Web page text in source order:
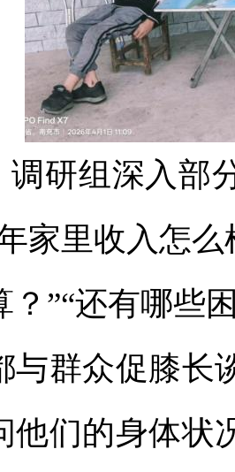
调研组深入部
家里收入怎
？”“还有哪些
与群众促膝长
他们的身体状